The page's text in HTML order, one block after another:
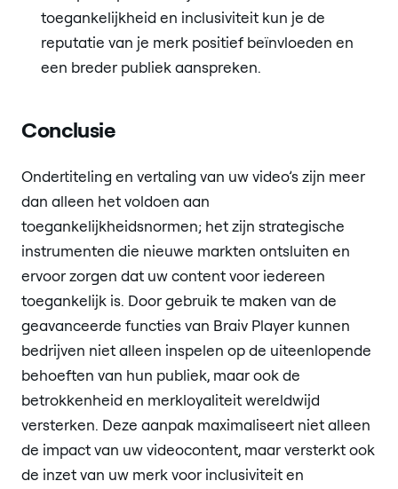
toegankelijkheid en inclusiviteit kun je de
reputatie van je merk positief beïnvloeden en
een breder publiek aanspreken.
Conclusie
Ondertiteling en vertaling van uw video’s zijn meer
dan alleen het voldoen aan
toegankelijkheidsnormen; het zijn strategische
instrumenten die nieuwe markten ontsluiten en
ervoor zorgen dat uw content voor iedereen
toegankelijk is. Door gebruik te maken van de
geavanceerde functies van Braiv Player kunnen
bedrijven niet alleen inspelen op de uiteenlopende
behoeften van hun publiek, maar ook de
betrokkenheid en merkloyaliteit wereldwijd
versterken. Deze aanpak maximaliseert niet alleen
de impact van uw videocontent, maar versterkt ook
de inzet van uw merk voor inclusiviteit en